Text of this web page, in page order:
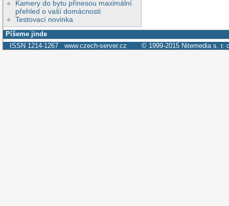
Kamery do bytu přinesou maximální
přehled o vaší domácnosti
Testovací novinka
Píšeme jinde
ISSN 1214-1267 www.czech-server.cz © 1999-2015 Nitemedia s. r.